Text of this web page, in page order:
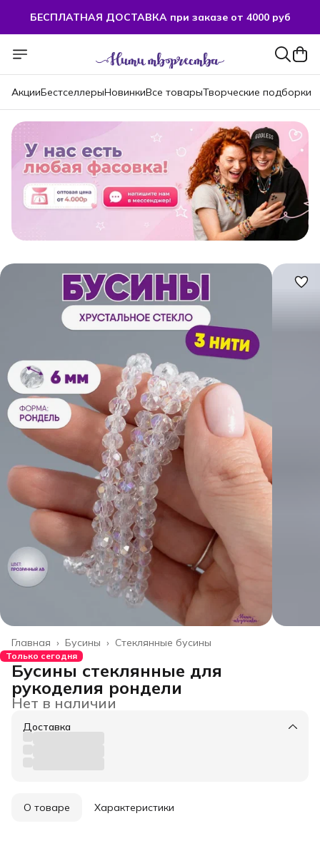
БЕСПЛАТНАЯ ДОСТАВКА при заказе от 4000 руб
АкцииБестселлерыНовинкиВсе товарыТворческие подборки
Стеклянные бусины
Бусины ›
Главная ›
Только сегодня
Бусины стеклянные для
рукоделия рондели
Нет в наличии
Доставка
О товаре Характеристики